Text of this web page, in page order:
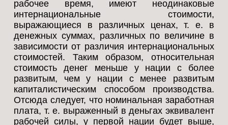
рабочее время, имеют неодинаковые
интернациональные стоимости,
выражающиеся в различных ценах, т. е. в
денежных суммах, различных по величине в
зависимости от различия интернациональных
стоимостей. Таким образом, относительная
стоимость денег меньше у нации с более
развитым, чем у нации с менее развитым
капиталистическим способом производства.
Отсюда следует, что номинальная заработная
плата, т. е. выраженный в деньгах эквивалент
рабочей силы, у первой нации будет выше,